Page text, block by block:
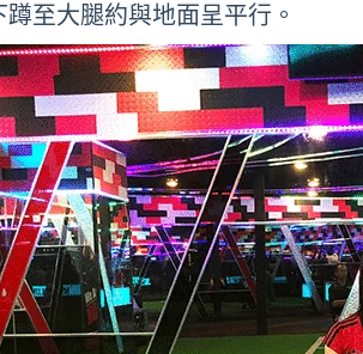
蹲至大腿約與地面呈平行。